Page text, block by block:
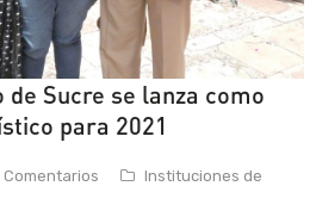
de Sucre se lanza como
para 2021
Comentarios
Instituciones de